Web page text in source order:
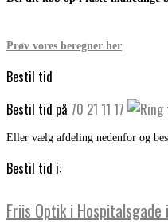
Prøv vores beregner her
Bestil tid
Bestil tid på 70 21 11 17
Eller vælg afdeling nedenfor og
Bestil tid i:
Friis Optik i Hospitalsgade